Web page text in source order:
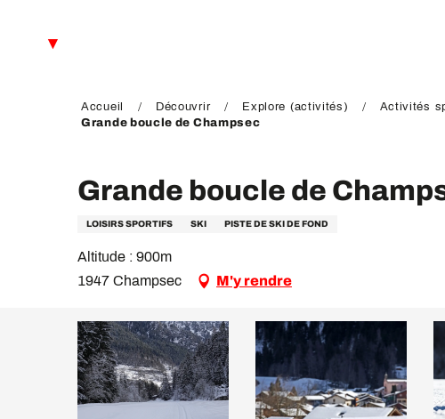
Accueil Découvrir Explore (activités) Activités
Grande boucle de Champsec
Grande boucle de
LOISIRS SPORTIFS SKI PISTE DE SKI DE FOND
Altitude : 900m
1947 Champsec
M'y rendre